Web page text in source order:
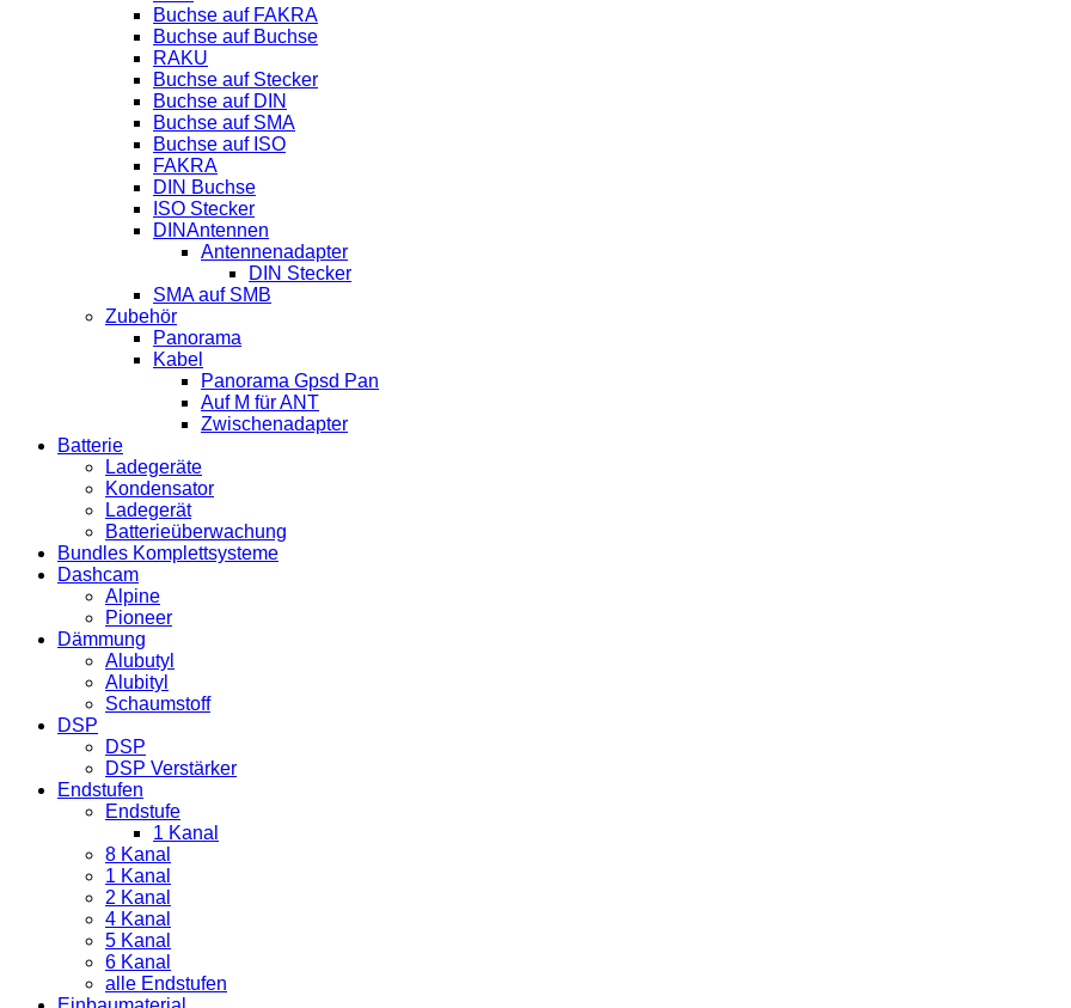
Buchse auf FAKRA
Buchse auf Buchse
RAKU
Buchse auf Stecker
Buchse auf DIN
Buchse auf SMA
Buchse auf ISO
FAKRA
DIN Buchse
ISO Stecker
DINAntennen
Antennenadapter
DIN Stecker
SMA auf SMB
Zubehör
Panorama
Kabel
Panorama Gpsd Pan
Auf M für ANT
Zwischenadapter
Batterie
Ladegeräte
Kondensator
Ladegerät
Batterieüberwachung
Bundles Komplettsysteme
Dashcam
Alpine
Pioneer
Dämmung
Alubutyl
Alubityl
Schaumstoff
DSP
DSP
DSP Verstärker
Endstufen
Endstufe
1 Kanal
8 Kanal
1 Kanal
2 Kanal
4 Kanal
5 Kanal
6 Kanal
alle Endstufen